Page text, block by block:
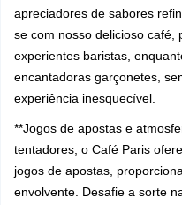
apreciadores de sabores
se com nosso delicioso café,
experientes baristas,
encantadoras garçonetes,
experiência inesquecível.
**Jogos de apostas e
tentadores, o Café Paris
jogos de apostas,
envolvente. Desafie a sorte